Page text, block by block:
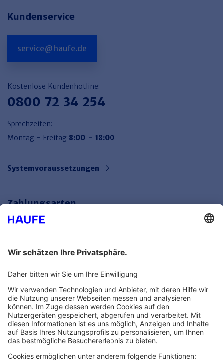
Kundenservice
service@haufe.de
Kostenlose Kundenhotline:
0800 72 34 254
Sprechzeiten:
Montag - Freitag 8:00 - 18:00
Systemvoraussetzungen
Zahlungsarten